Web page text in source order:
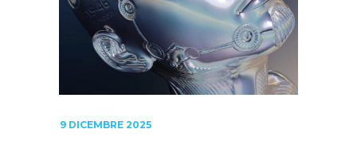
9 DICEMBRE 2025